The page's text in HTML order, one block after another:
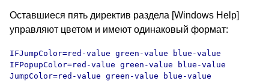
Оставшиеся пять директив раздела [Windows Help]
управляют цветом и имеют одинаковый формат:
IFJumpColor=red-value green-value blue-value
IFPopupColor=red-value green-value blue-value
JumpColor=red-value green-value blue-value